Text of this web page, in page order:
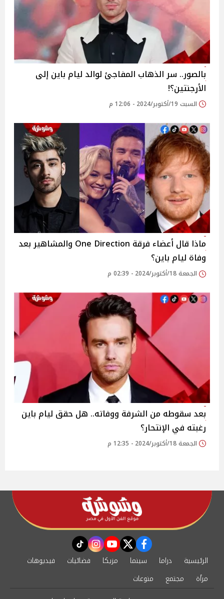
بالصور.. سر الذهاب المفاجئ لوالد ليام باين إلى
الأرجنتين؟!
السبت 19/أكتوبر/2024 - 12:06 م
ماذا قال أعضاء فرقة One Direction والمشاهير بعد
وفاة ليام باين؟
الجمعة 18/أكتوبر/2024 - 02:39 م
بعد سقوطه من الشرفة ووفاته.. هل حقق ليام باين
رغبته في الإنتحار؟
الجمعة 18/أكتوبر/2024 - 12:35 م
facebook
twitter
youtube
instagram
tiktok
الرئيسية دراما سينما مزيكا فضائيات
فيديوهات
مرأة
مجتمع
منوعات